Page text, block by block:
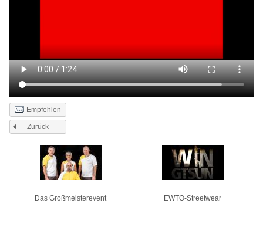
Empfehlen
Zurück
Das Großmeisterevent EWTO-Streetwear
Seiten